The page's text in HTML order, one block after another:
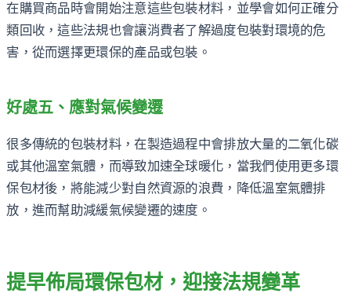
在購買商品時會開始注意這些包裝材料，並學會如何正確分
類回收，這些法規也會讓消費者了解過度包裝對環境的危
害，從而選擇更環保的產品或包裝。
好處五、應對氣候變遷
很多傳統的包裝材料，在製造過程中會排放大量的二氧化碳
或其他溫室氣體，而導致加速全球暖化，當我們使用更多環
保包材後，將能減少對自然資源的浪費，降低溫室氣體排
放，進而幫助減緩氣候變遷的速度。
提早佈局環保包材，迎接法規變革